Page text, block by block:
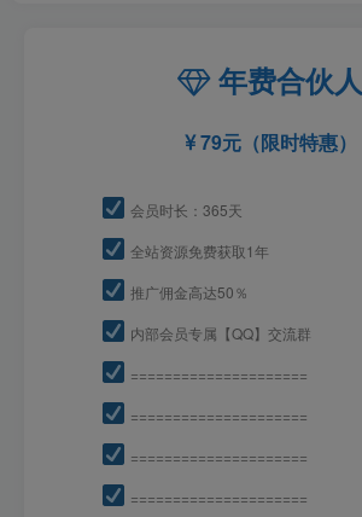
年费合伙人
79元（限时特惠）
会员时长：365天
全站资源免费获取1年
推广佣金高达50％
内部会员专属【QQ】交流群
=====================
=====================
=====================
=====================